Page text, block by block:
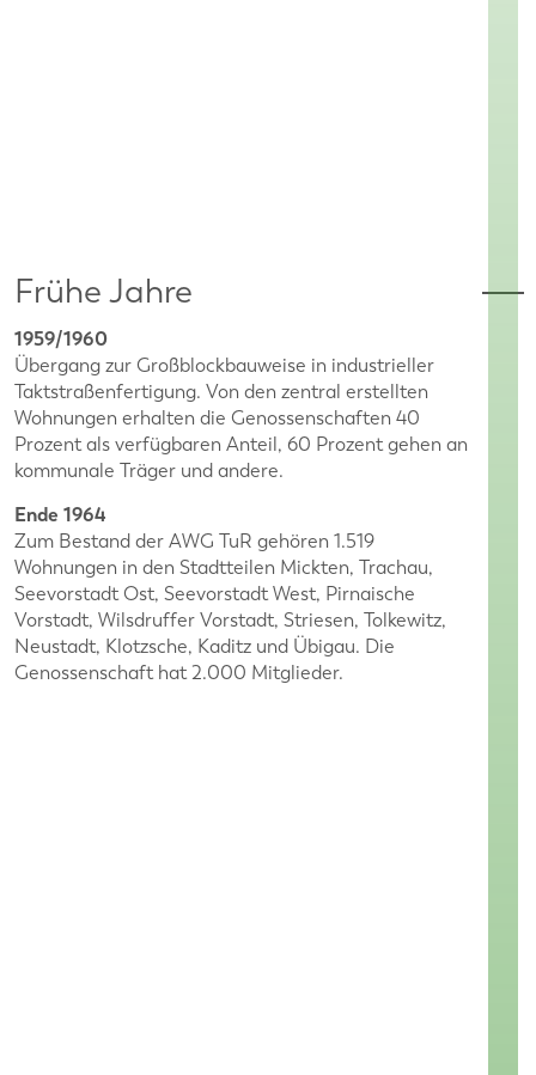
Frühe Jahre
1959/1960
Übergang zur Großblockbauweise in industrieller
Taktstraßenfertigung. Von den zentral erstellten
Wohnungen erhalten die Genossenschaften 40
Prozent als verfügbaren Anteil, 60 Prozent gehen an
kommunale Träger und andere.
Ende 1964
Zum Bestand der AWG TuR gehören 1.519
Wohnungen in den Stadtteilen Mickten, Trachau,
Seevorstadt Ost, Seevorstadt West, Pirnaische
Vorstadt, Wilsdruffer Vorstadt, Striesen, Tolkewitz,
Neustadt, Klotzsche, Kaditz und Übigau. Die
Genossenschaft hat 2.000 Mitglieder.